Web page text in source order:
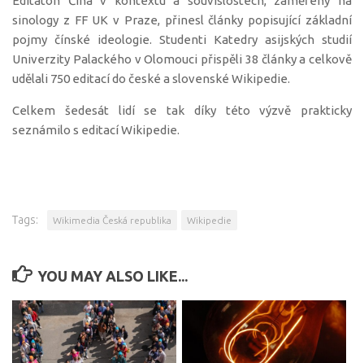
sinology z FF UK v Praze, přinesl články popisující základní
pojmy čínské ideologie. Studenti Katedry asijských studií
Univerzity Palackého v Olomouci přispěli 38 články a celkově
udělali 750 editací do české a slovenské Wikipedie.
Celkem šedesát lidí se tak díky této výzvě prakticky
seznámilo s editací Wikipedie.
Tags: Wikimedia Česká republika Wikipedie
YOU MAY ALSO LIKE...